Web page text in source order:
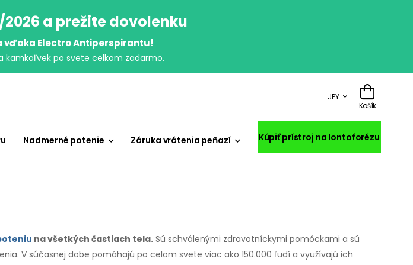
a prežite dovolenku
vďaka Electro Antiperspirantu!
kamkoľvek po svete celkom zadarmo.
JPY
Košík
Nadmerné potenie Záruka vrátenia peňazí Kúpiť prístroj na Iontoforézu
na všetkých častiach tela. Sú schválenými zdravotníckymi pomôckami a sú
V súčasnej dobe pomáhajú po celom svete viac ako 150.000 ľudí a využívajú ich